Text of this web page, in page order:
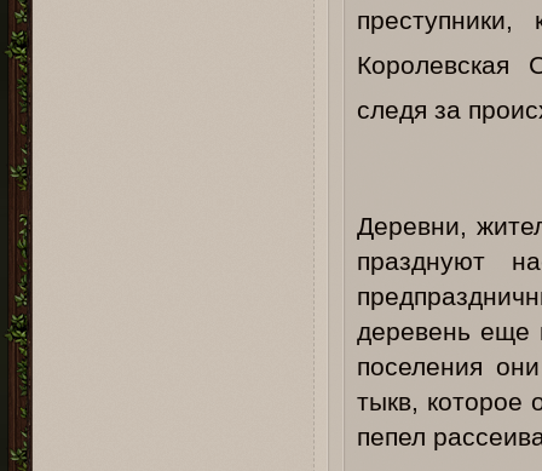
Королевская
следя за
Деревни,
празднуют
деревень еще
поселения
тыкв, которое
пепел